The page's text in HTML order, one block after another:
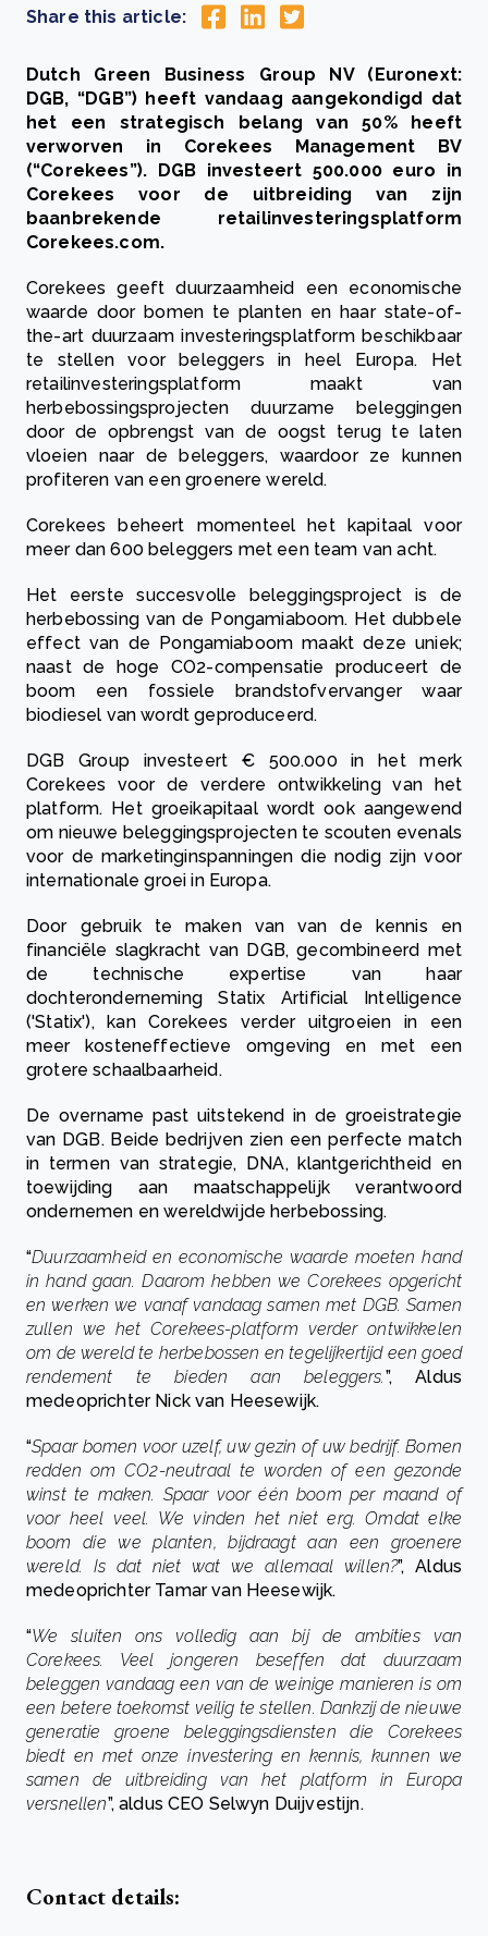
Share this article:
Dutch Green Business Group NV (Euronext:
DGB, “DGB”) heeft vandaag aangekondigd dat
het een strategisch belang van 50% heeft
verworven in Corekees Management
BV
(“Corekees”). DGB investeert 500.000 euro in
Corekees voor de uitbreiding van zijn
baanbrekende retailinvesteringsplatform
Corekees.com.
Corekees geeft duurzaamheid een economische
waarde door bomen te planten en haar state-of-
the-art duurzaam investeringsplatform beschikbaar
te stellen voor beleggers in heel Europa. Het
retailinvesteringsplatform maakt van
herbebossingsprojecten duurzame beleggingen
door de opbrengst van de oogst terug te laten
vloeien naar de beleggers, waardoor ze kunnen
profiteren van een groenere wereld.
Corekees beheert momenteel het kapitaal voor
meer dan 600 beleggers met een team van acht.
Het eerste succesvolle beleggingsproject is de
herbebossing van de Pongamiaboom. Het dubbele
effect van de Pongamiaboom maakt deze uniek;
naast de hoge CO2-compensatie produceert de
boom een ​​fossiele brandstofvervanger waar
biodiesel van wordt geproduceerd.
DGB Group investeert € 500.000 in het merk
Corekees voor de verdere ontwikkeling van het
platform. Het groeikapitaal wordt ook aangewend
om nieuwe beleggingsprojecten te scouten evenals
voor de marketinginspanningen die nodig zijn voor
internationale groei in Europa.
Door gebruik te maken van van de kennis en
financiële slagkracht van DGB, gecombineerd met
de technische expertise van haar
dochteronderneming Statix ​​Artificial Intelligence
('Statix'), kan Corekees verder uitgroeien in een
meer kosteneffectieve omgeving en met een
grotere schaalbaarheid.
De overname past uitstekend in de groeistrategie
van DGB. Beide bedrijven zien een perfecte match
in termen van strategie, DNA, klantgerichtheid en
toewijding aan maatschappelijk verantwoord
ondernemen en wereldwijde herbebossing.
“Duurzaamheid en economische waarde moeten hand
in hand gaan. Daarom hebben we Corekees opgericht
en werken we vanaf vandaag samen met DGB. Samen
zullen we het Corekees-platform verder ontwikkelen
om de wereld te herbebossen en tegelijkertijd een goed
rendement te bieden aan beleggers.”, Aldus
medeoprichter Nick van Heesewijk.
“Spaar bomen voor uzelf, uw gezin of uw bedrijf. Bomen
redden om CO2-neutraal te worden of een gezonde
winst te maken. Spaar voor één boom per maand of
voor heel veel. We vinden het niet erg. Omdat elke
boom die we planten, bijdraagt ​​aan een groenere
wereld. Is dat niet wat we allemaal willen?”, Aldus
medeoprichter Tamar van Heesewijk.
“We sluiten ons volledig aan bij de ambities van
Corekees. Veel jongeren beseffen dat duurzaam
beleggen vandaag een van de weinige manieren is om
een ​​betere toekomst veilig te stellen. Dankzij de nieuwe
generatie groene beleggingsdiensten die Corekees
biedt en met onze investering en kennis, kunnen we
samen de uitbreiding van het platform in Europa
versnellen”, aldus CEO Selwyn Duijvestijn.
Contact details: